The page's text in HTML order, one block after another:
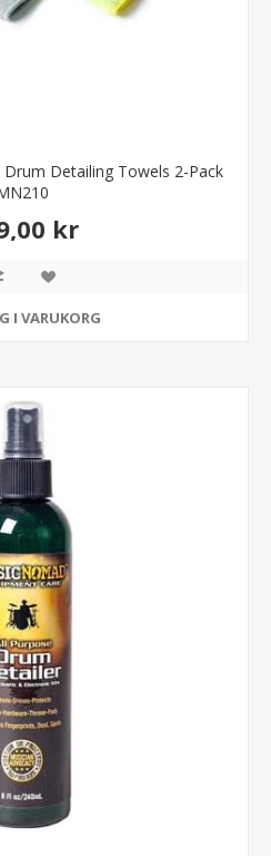
Detailing Towels 2-Pack
kr
I VARUKORG